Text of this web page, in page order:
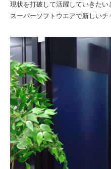
現状を打破して活躍していきたい
スーパーソフトウエアで新しいチ